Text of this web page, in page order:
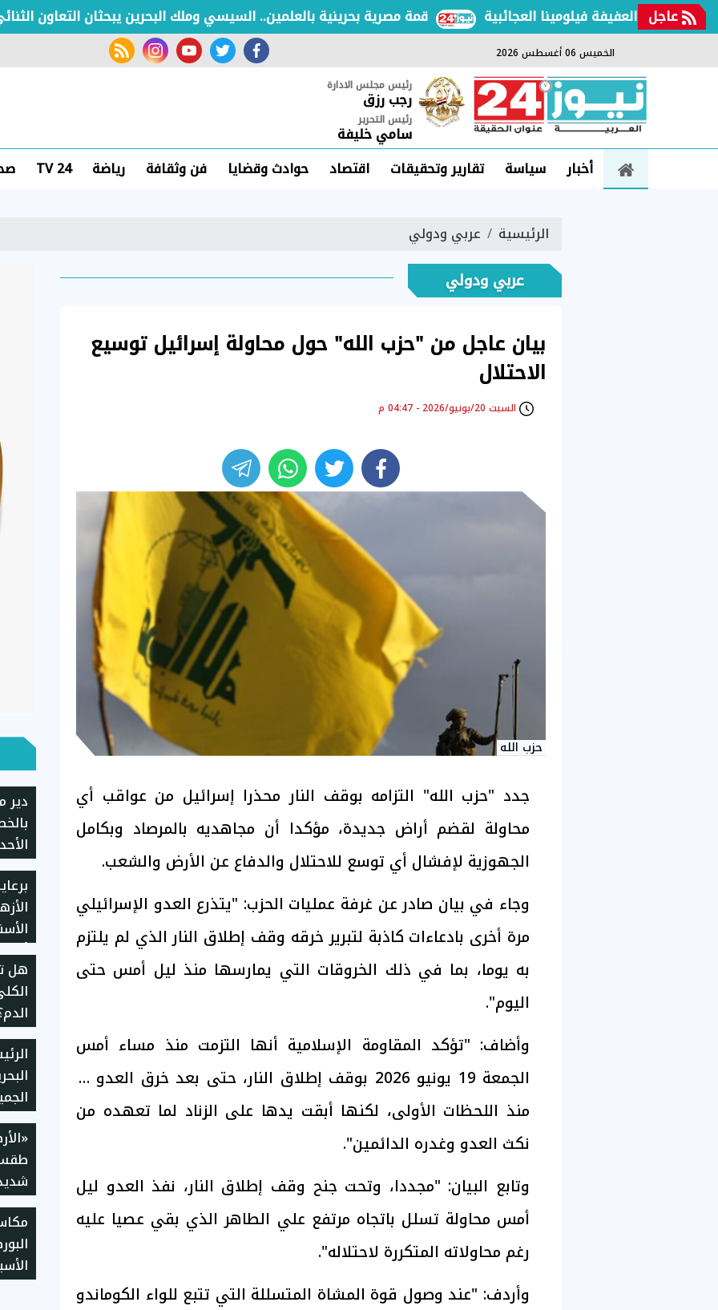
عاجل قمة مصرية بحرينية بالعلمين.. السيسي وملك البحرين يبحثان التعاون الثنائي العفيفة فيلومينا العجائبية
الخميس 06 أغسطس 2026 facebook
twitter
youtube
instagram
rss feed
رئيس مجلس الادارة
رجب رزق
رئيس التحرير
سامي خليفة
أخبار
سياسة تقارير وتحقيقات اقتصاد حوادث وقضايا فن وثقافة رياضة TV 24
الرئيسية عربي ودولي
عربي ودولي
بيان عاجل من "حزب الله" حول محاولة إسرائيل توسيع
الاحتلال
السبت 20/يونيو/2026 - 04:47 م
حزب الله
جدد "حزب الله" التزامه بوقف النار محذرا إسرائيل من عواقب أي
محاولة لقضم أراض جديدة، مؤكدا أن مجاهديه بالمرصاد وبكامل
الجهوزية لإفشال أي توسع للاحتلال والدفاع عن الأرض والشعب.
وجاء في بيان صادر عن غرفة عمليات الحزب: "يتذرع العدو الإسرائيلي
مرة أخرى بادعاءات كاذبة لتبرير خرقه وقف إطلاق النار الذي لم يلتزم
به يوما، بما في ذلك الخروقات التي يمارسها منذ ليل أمس حتى
اليوم".
وأضاف: "تؤكد المقاومة الإسلامية أنها التزمت منذ مساء أمس
الجمعة 19 يونيو 2026 بوقف إطلاق النار، حتى بعد خرق العدو له
منذ اللحظات الأولى، لكنها أبقت يدها على الزناد لما تعهده من
نكث العدو وغدره الدائمين".
وتابع البيان: "مجددا، وتحت جنح وقف إطلاق النار، نفذ العدو ليل
أمس محاولة تسلل باتجاه مرتفع علي الطاهر الذي بقي عصيا عليه
رغم محاولاته المتكررة لاحتلاله".
وأردف: "عند وصول قوة المشاة المتسللة التي تتبع للواء الكوماندو
دير
عيد
أول
هل
تصل لـ 38